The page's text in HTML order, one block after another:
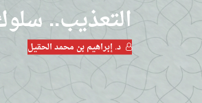
التعذيب..
د. إبراهيم بن محمد الحقيل